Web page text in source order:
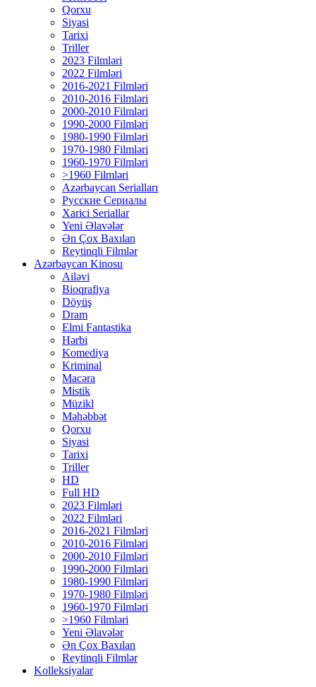
Qorxu
Siyasi
Tarixi
Triller
2023 Filmləri
2022 Filmləri
2016-2021 Filmləri
2010-2016 Filmləri
2000-2010 Filmləri
1990-2000 Filmləri
1980-1990 Filmləri
1970-1980 Filmləri
1960-1970 Filmləri
>1960 Filmləri
Azərbaycan Serialları
Русские Сериалы
Xarici Seriallar
Yeni Əlavələr
Ən Çox Baxılan
Reytinqli Filmlər
Azərbaycan Kinosu
Ailəvi
Bioqrafiya
Döyüş
Dram
Elmi Fantastika
Hərbi
Komediya
Kriminal
Macəra
Mistik
Müzikl
Məhəbbət
Qorxu
Siyasi
Tarixi
Triller
HD
Full HD
2023 Filmləri
2022 Filmləri
2016-2021 Filmləri
2010-2016 Filmləri
2000-2010 Filmləri
1990-2000 Filmləri
1980-1990 Filmləri
1970-1980 Filmləri
1960-1970 Filmləri
>1960 Filmləri
Yeni Əlavələr
Ən Çox Baxılan
Reytinqli Filmlər
Kolleksiyalar